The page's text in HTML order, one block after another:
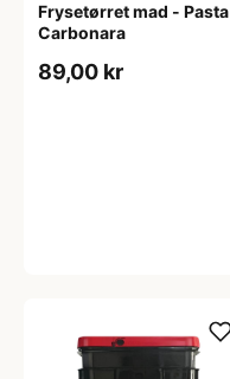
Frysetørret mad - Pasta
Carbonara
89,00 kr